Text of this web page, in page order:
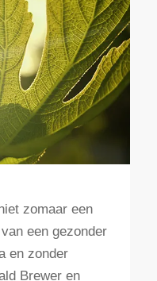
zomaar een
een gezonder
en zonder
Brewer en